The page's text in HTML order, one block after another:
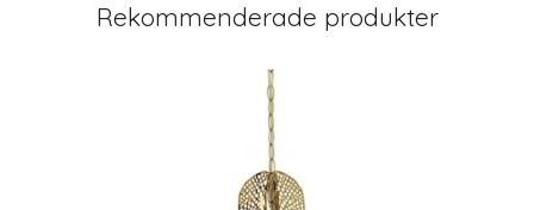
Rekommenderade produkter